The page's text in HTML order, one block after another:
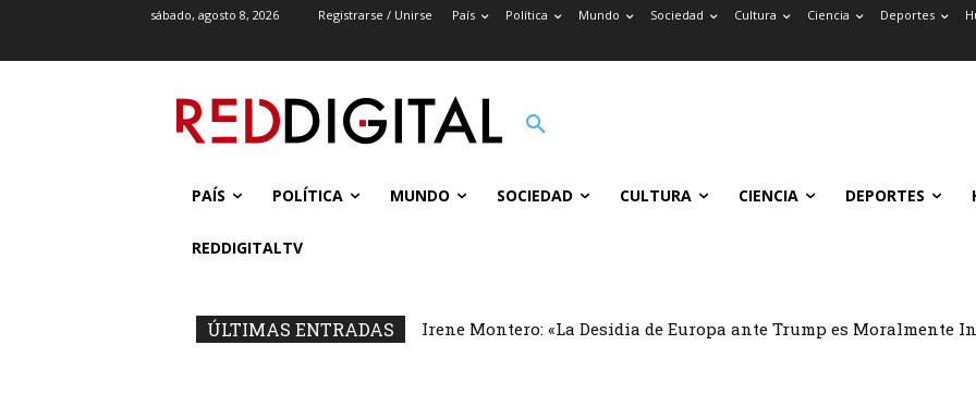
sábado, agosto 8, 2026 Registrarse / Unirse País Política Mundo Sociedad Cultura Ciencia Deportes
PAÍS POLÍTICA MUNDO SOCIEDAD CULTURA CIENCIA DEPORTES
REDDIGITALTV
ÚLTIMAS ENTRADAS Irene Montero: «La Desidia de Europa ante Trump es Moralmente